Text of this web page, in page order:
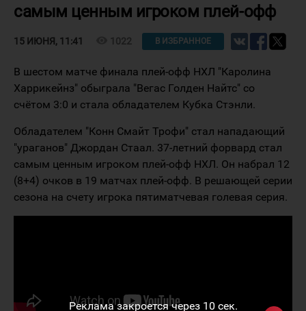
Реклама закроется через 10 сек.
самым ценным игроком плей-офф
15 ИЮНЯ, 11:41 1022 В ИЗБРАННОЕ
В шестом матче финала плей-офф НХЛ "Каролина
Харрикейнз" обыграла "Вегас Голден Найтс" со
счётом 3:0 и стала обладателем Кубка Стэнли.
Обладателем "Конн Смайт Трофи" стал нападающий
"ураганов" Джордан Стаал. 37-летний форвард стал
самым ценным игроком плей-офф НХЛ. Он набрал 12
(8+4) очков в 19 матчах плей-офф. В решающей серии
сезона на счету игрока пятиматчевая голевая серия.